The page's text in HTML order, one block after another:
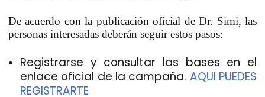
De acuerdo con la publicación oficial de Dr. Simi, las
personas interesadas deberán seguir estos pasos:
Registrarse y consultar las bases en el
enlace oficial de la campaña. AQUI PUEDES
REGISTRARTE